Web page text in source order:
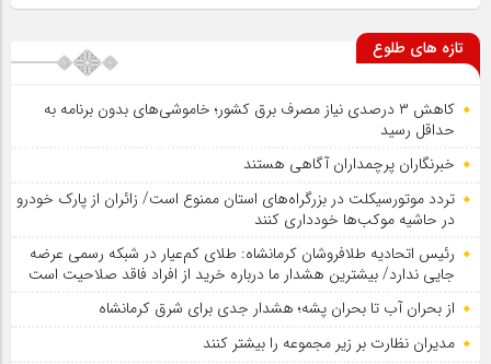
تازه های طلوع
کاهش ۳ درصدی نیاز مصرف برق کشور؛ خاموشی‌های بدون برنامه به
حداقل رسید
خبرنگاران پرچمداران آگاهی هستند
تردد موتورسیکلت در بزرگراه‌های استان ممنوع است/ زائران از پارک خودرو
در حاشیه موکب‌ها خودداری کنند
رئیس اتحادیه طلافروشان کرمانشاه: طلای کم‌عیار در شبکه رسمی عرضه
جایی ندارد/ بیشترین هشدار ما درباره خرید از افراد فاقد صلاحیت است
از بحران آب تا بحران پشه؛ هشدار جدی برای شرق کرمانشاه
مدیران نظارت بر زیر مجموعه را بیشتر کنند